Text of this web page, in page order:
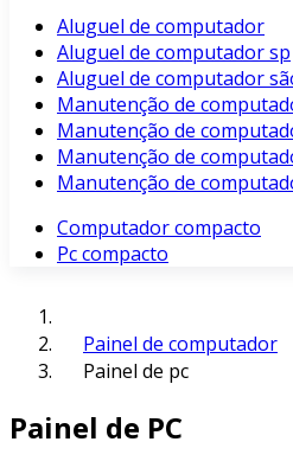
Aluguel de computador
Aluguel de computador sp
Aluguel de computador
Manutenção de
Manutenção de
Manutenção de
Manutenção de
Computador compacto
Pc compacto
Painel de computador
Painel de pc
Painel de PC